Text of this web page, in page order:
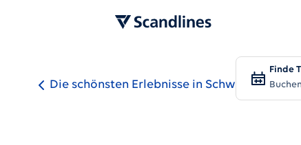
Finde
Die schönsten Erlebnisse in Schweden